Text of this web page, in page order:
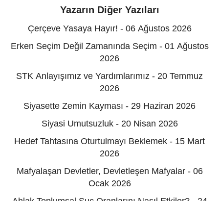
Yazarın Diğer Yazıları
Çerçeve Yasaya Hayır! - 06 Ağustos 2026
Erken Seçim Değil Zamanında Seçim - 01 Ağustos
2026
STK Anlayışımız ve Yardımlarımız - 20 Temmuz
2026
Siyasette Zemin Kayması - 29 Haziran 2026
Siyasi Umutsuzluk - 20 Nisan 2026
Hedef Tahtasına Oturtulmayı Beklemek - 15 Mart
2026
Mafyalaşan Devletler, Devletleşen Mafyalar - 06
Ocak 2026